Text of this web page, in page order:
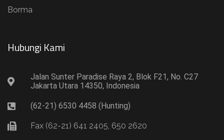
Borma
Hubungi Kami​
Jalan Sunter Paradise Raya 2, Blok F21, No. C27
Jakarta Utara 14350, Indonesia
(62-21) 6530 4458 (Hunting)
Fax (62-21) 641 2405, 650 2620